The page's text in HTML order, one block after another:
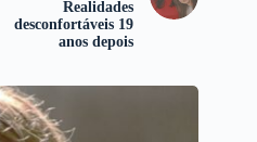
Realidades
desconfortáveis 19
anos depois